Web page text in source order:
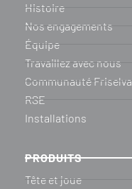
Histoire
Nos engagements
Équipe
Travaillez avec nous
Communauté Friselva
RSE
Installations
PRODUITS
Tête et joue